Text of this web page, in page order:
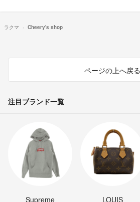
ラクマ Cheery's shop
ページの上へ戻る
注目ブランド一覧
Supreme
LOUIS